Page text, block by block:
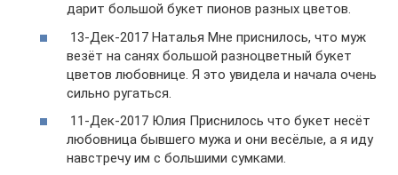
дарит большой букет пионов разных цветов.
13-Дек-2017 Наталья Мне приснилось, что муж
везёт на санях большой разноцветный букет
цветов любовнице. Я это увидела и начала очень
сильно ругаться.
11-Дек-2017 Юлия Приснилось что букет несёт
любовница бывшего мужа и они весёлые, а я иду
навстречу им с большими сумками.